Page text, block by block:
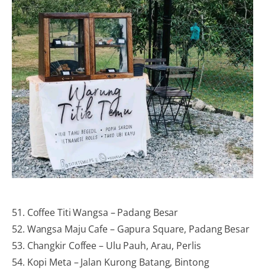
51. Coffee Titi Wangsa – Padang Besar
52. Wangsa Maju Cafe – Gapura Square, Padang Besar
53. Changkir Coffee – Ulu Pauh, Arau, Perlis
54. Kopi Meta – Jalan Kurong Batang, Bintong